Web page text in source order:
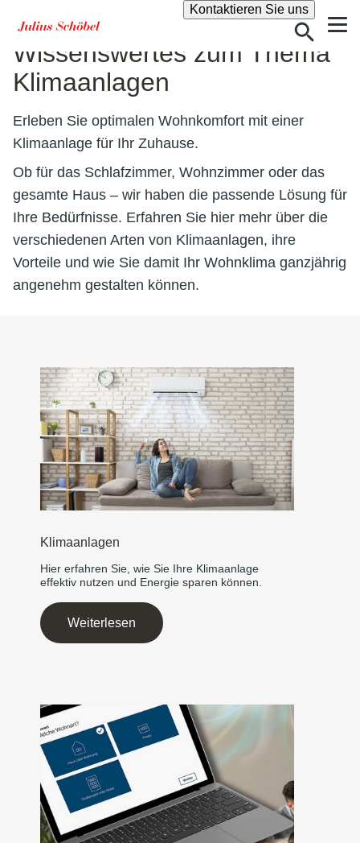
Kontaktieren Sie unsSuche
Wissenswertes zum Thema
Klimaanlagen
Erleben Sie optimalen Wohnkomfort mit einer
Klimaanlage für Ihr Zuhause.
Ob für das Schlafzimmer, Wohnzimmer oder das
gesamte Haus – wir haben die passende Lösung für
Ihre Bedürfnisse. Erfahren Sie hier mehr über die
verschiedenen Arten von Klimaanlagen, ihre
Vorteile und wie Sie damit Ihr Wohnklima ganzjährig
angenehm gestalten können.
Klimaanlagen
Hier erfahren Sie, wie Sie Ihre Klimaanlage
effektiv nutzen und Energie sparen können.
Weiterlesen